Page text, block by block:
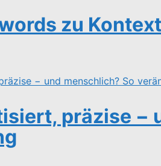
zu
präzise −